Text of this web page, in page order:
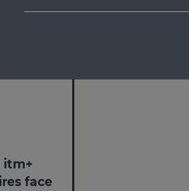
l’Arve : Spie batignolles
itm+
face